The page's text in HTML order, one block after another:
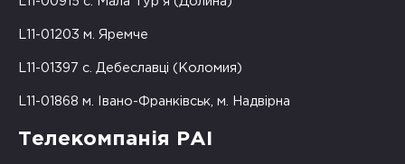
L11-01203 м. Яремче
L11-01397 с. Дебеславці (Коломия)
L11-01868 м. Івано-Франківськ, м. Надвірна
Телекомпанія РАІ